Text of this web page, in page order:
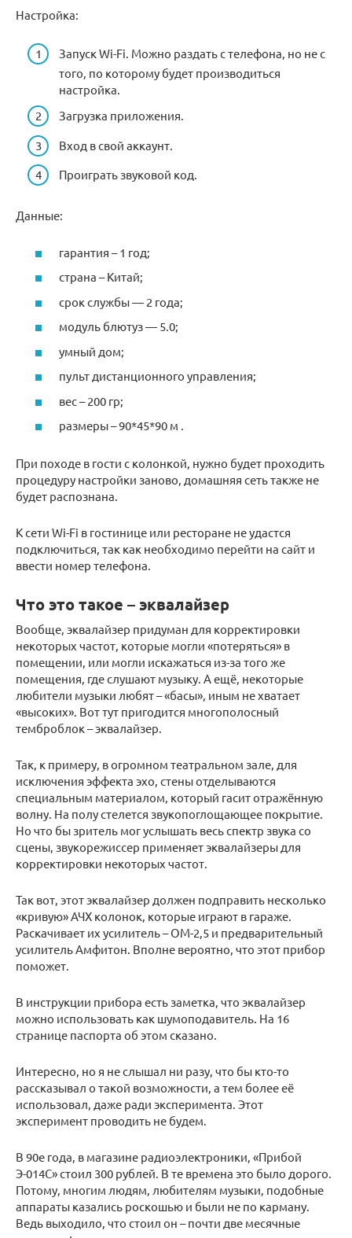
Настройка:
Запуск Wi-Fi. Можно раздать с телефона, но не с
того, по которому будет производиться
настройка.
Загрузка приложения.
Вход в свой аккаунт.
Проиграть звуковой код.
Данные:
гарантия – 1 год;
страна – Китай;
срок службы — 2 года;
модуль блютуз — 5.0;
умный дом;
пульт дистанционного управления;
вес – 200 гр;
размеры – 90*45*90 м .
При походе в гости с колонкой, нужно будет проходить
процедуру настройки заново, домашняя сеть также не
будет распознана.
К сети Wi-Fi в гостинице или ресторане не удастся
подключиться, так как необходимо перейти на сайт и
ввести номер телефона.
Что это такое – эквалайзер
Вообще, эквалайзер придуман для корректировки
некоторых частот, которые могли «потеряться» в
помещении, или могли искажаться из-за того же
помещения, где слушают музыку. А ещё, некоторые
любители музыки любят – «басы», иным не хватает
«высоких». Вот тут пригодится многополосный
темброблок – эквалайзер.
Так, к примеру, в огромном театральном зале, для
исключения эффекта эхо, стены отделываются
специальным материалом, который гасит отражённую
волну. На полу стелется звукопоглощающее покрытие.
Но что бы зритель мог услышать весь спектр звука со
сцены, звукорежиссер применяет эквалайзеры для
корректировки некоторых частот.
Так вот, этот эквалайзер должен подправить несколько
«кривую» АЧХ колонок, которые играют в гараже.
Раскачивает их усилитель – ОМ-2,5 и предварительный
усилитель Амфитон. Вполне вероятно, что этот прибор
поможет.
В инструкции прибора есть заметка, что эквалайзер
можно использовать как шумоподавитель. На 16
странице паспорта об этом сказано.
Интересно, но я не слышал ни разу, что бы кто-то
рассказывал о такой возможности, а тем более её
использовал, даже ради эксперимента. Этот
эксперимент проводить не будем.
В 90е года, в магазине радиоэлектроники, «Прибой
Э-014С» стоил 300 рублей. В те времена это было дорого.
Потому, многим людям, любителям музыки, подобные
аппараты казались роскошью и были не по карману.
Ведь выходило, что стоил он – почти две месячные